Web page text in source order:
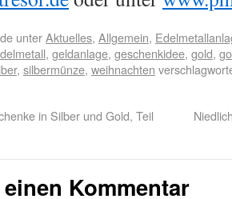
unterAktuelles, Allgemein,
, geldanlage, geschenkidee, gold,
, silbermünze, weihnachten
in Silber und Gold, Teil
Kommentar